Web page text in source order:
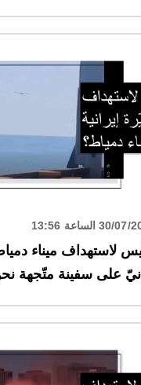
ليس لاستهداف ميناء
على سفينة متّجهة